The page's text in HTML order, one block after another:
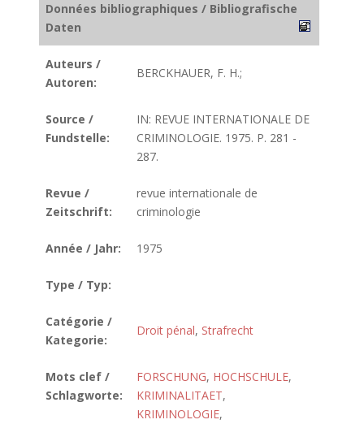
Données bibliographiques / Bibliografische
Daten
Auteurs /
Autoren:
BERCKHAUER, F. H.;
Source /
Fundstelle:
IN: REVUE INTERNATIONALE DE
CRIMINOLOGIE. 1975. P. 281 -
287.
Revue /
Zeitschrift:
revue internationale de
criminologie
Année / Jahr: 1975
Type / Typ:
Catégorie /
Kategorie:
Droit pénal, Strafrecht
Mots clef /
Schlagworte:
FORSCHUNG, HOCHSCHULE,
KRIMINALITAET,
KRIMINOLOGIE,